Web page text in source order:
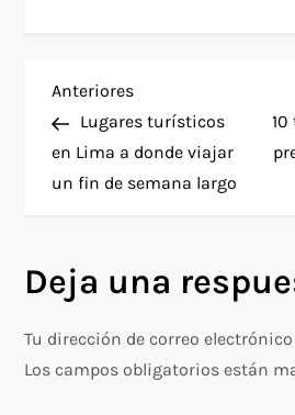
N
a
v
g
a
Entrada
anterior
Anteriores
Lugares turísticos
en Lima a donde viajar
un fin de semana largo
10
Deja una
Tu dirección de correo
Los campos obligatorios están